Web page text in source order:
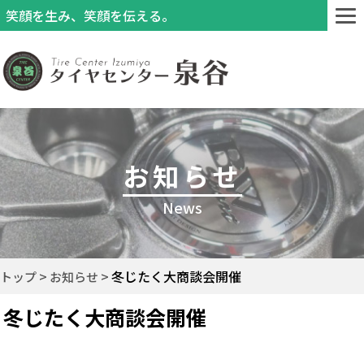
笑顔を生み、笑顔を伝える。
お知らせ
News
トップ お知らせ 冬じたく大商談会開催
冬じたく大商談会開催